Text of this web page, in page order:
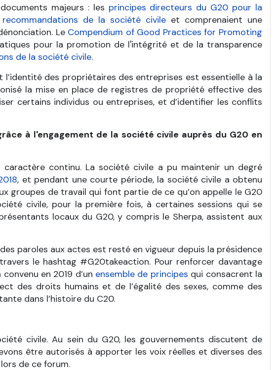
majeurs : les principes directeurs du G20 pour la
recommandations de la société civile et comprenaient une
Le Compendium of Good Practices for Promoting
pour la promotion de l'intégrité et de la transparence
de la société civile.
des propriétaires des entreprises est essentielle à la
la mise en place de registres de propriété effective des
certains individus ou entreprises, et d’identifier les conflits
à l'engagement de la société civile auprès du G20 en
continu. La société civile a pu maintenir un degré
, et pendant une courte période, la société civile a obtenu
groupes de travail qui font partie de ce qu’on appelle le G20
civile, pour la première fois, à certaines sessions qui se
locaux du G20, y compris le Sherpa, assistent aux
paroles aux actes est resté en vigueur depuis la présidence
le hashtag #G20takeaction. Pour renforcer davantage
en 2019 d’un ensemble de principes qui consacrent la
des droits humains et de l’égalité des sexes, comme des
dans l’histoire du C20.
civile. Au sein du G20, les gouvernements discutent de
être autorisés à apporter les voix réelles et diverses des
de ce forum.